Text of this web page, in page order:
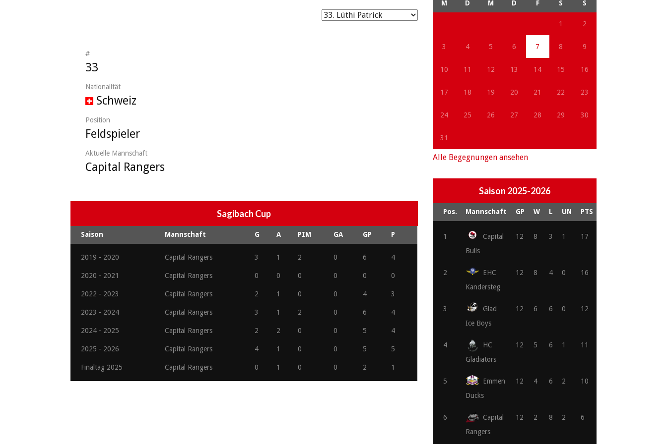
#
33
Nationalität
Schweiz
Position
Feldspieler
Aktuelle Mannschaft
Capital Rangers
Sagibach Cup
Saison Mannschaft G A PIM GA GP P
2019 - 2020 Capital Rangers 3 1 2 0 6 4
2020 - 2021 Capital Rangers 0 0 0 0 0 0
2022 - 2023 Capital Rangers 2 1 0 0 4 3
2023 - 2024 Capital Rangers 3 1 2 0 6 4
2024 - 2025 Capital Rangers 2 2 0 0 5 4
2025 - 2026 Capital Rangers 4 1 0 0 5 5
Finaltag 2025 Capital Rangers 0 1 0 0 2 1
M D M D F S S
1 2
3 4 5 6 7 8 9
10 11 12 13 14 15 16
17 18 19 20 21 22 23
24 25 26 27 28 29 30
31
Alle Begegnungen ansehen
Saison 2025-2026
Pos. Mannschaft GP W L UN PTS
1
Capital
Bulls
12 8 3 1 17
2
EHC
Kandersteg
12 8 4 0 16
3
Glad
Ice Boys
12 6 6 0 12
4
HC
Gladiators
12 5 6 1 11
5
Emmen
Ducks
12 4 6 2 10
6
Capital
Rangers
12 2 8 2 6